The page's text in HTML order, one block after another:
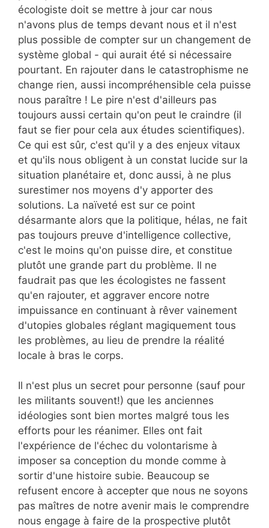
écologiste doit se mettre à jour car nous
n'avons plus de temps devant nous et il n'est
plus possible de compter sur un changement de
système global - qui aurait été si nécessaire
pourtant. En rajouter dans le catastrophisme ne
change rien, aussi incompréhensible cela puisse
nous paraître ! Le pire n'est d'ailleurs pas
toujours aussi certain qu'on peut le craindre (il
faut se fier pour cela aux études scientifiques).
Ce qui est sûr, c'est qu'il y a des enjeux vitaux
et qu'ils nous obligent à un constat lucide sur la
situation planétaire et, donc aussi, à ne plus
surestimer nos moyens d'y apporter des
solutions. La naïveté est sur ce point
désarmante alors que la politique, hélas, ne fait
pas toujours preuve d'intelligence collective,
c'est le moins qu'on puisse dire, et constitue
plutôt une grande part du problème. Il ne
faudrait pas que les écologistes ne fassent
qu'en rajouter, et aggraver encore notre
impuissance en continuant à rêver vainement
d'utopies globales réglant magiquement tous
les problèmes, au lieu de prendre la réalité
locale à bras le corps.
Il n'est plus un secret pour personne (sauf pour
les militants souvent!) que les anciennes
idéologies sont bien mortes malgré tous les
efforts pour les réanimer. Elles ont fait
l'expérience de l'échec du volontarisme à
imposer sa conception du monde comme à
sortir d'une histoire subie. Beaucoup se
refusent encore à accepter que nous ne soyons
pas maîtres de notre avenir mais le comprendre
nous engage à faire de la prospective plutôt